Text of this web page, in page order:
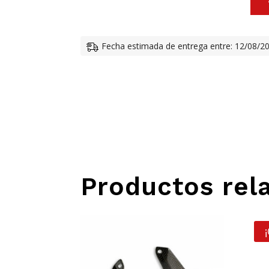
LTS.
Fecha estimada de entrega entre: 12/08/
Productos